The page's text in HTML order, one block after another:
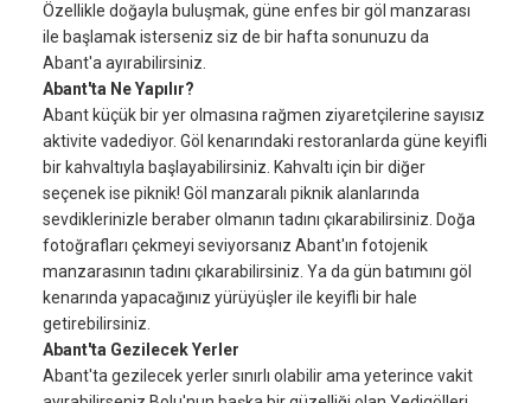
Özellikle doğayla buluşmak, güne enfes bir göl manzarası
ile başlamak isterseniz siz de bir hafta sonunuzu da
Abant'a ayırabilirsiniz.
Abant'ta Ne Yapılır?
Abant küçük bir yer olmasına rağmen ziyaretçilerine sayısız
aktivite vadediyor. Göl kenarındaki restoranlarda güne keyifli
bir kahvaltıyla başlayabilirsiniz. Kahvaltı için bir diğer
seçenek ise piknik! Göl manzaralı piknik alanlarında
sevdiklerinizle beraber olmanın tadını çıkarabilirsiniz. Doğa
fotoğrafları çekmeyi seviyorsanız Abant'ın fotojenik
manzarasının tadını çıkarabilirsiniz. Ya da gün batımını göl
kenarında yapacağınız yürüyüşler ile keyifli bir hale
getirebilirsiniz.
Abant'ta Gezilecek Yerler
Abant'ta gezilecek yerler sınırlı olabilir ama yeterince vakit